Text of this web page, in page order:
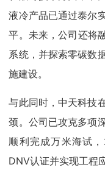
液冷产品已通过泰尔
平。未来，公司还将
系统，并探索零碳数
施建设。
与此同时，中天科技
颈。公司已攻克多项
顺利完成万米海试
DNV认证并实现工程